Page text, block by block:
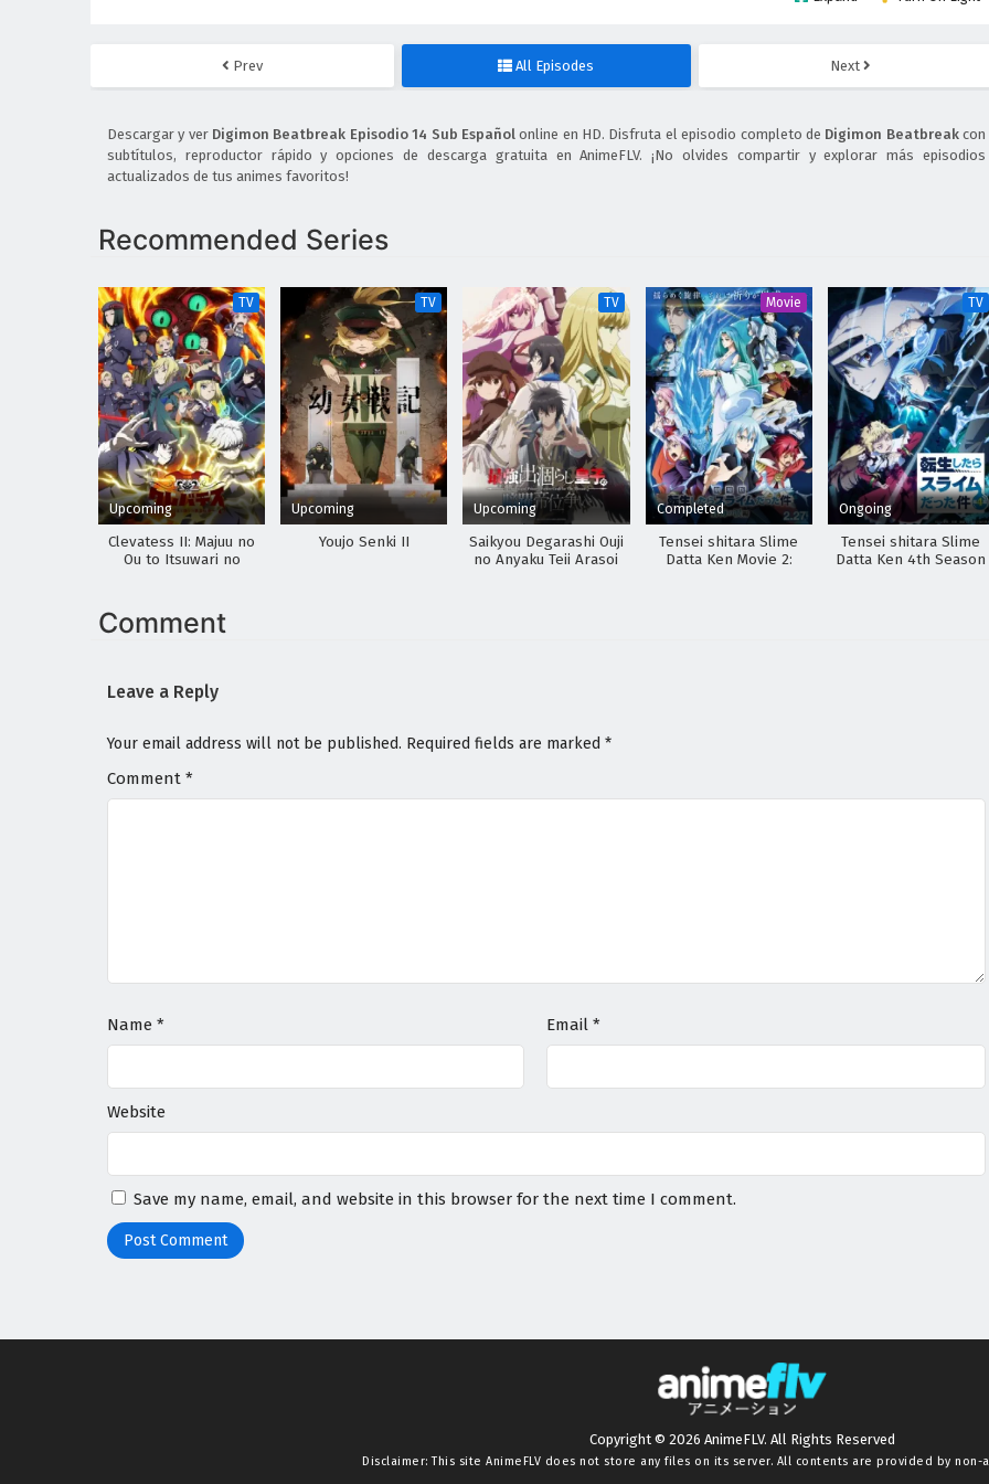
Prev All Episodes Next
Descargar y ver Digimon Beatbreak Episodio 14 Sub Españolonline en HD. Disfruta el episodio completo de Digimon Beatbreakcon
subtítulos, reproductor rápido y opciones de descarga gratuita en AnimeFLV. ¡No olvides compartir y explorar más episodios
actualizados de tus animes favoritos!
Recommended Series
TV
Upcoming
Clevatess II: Majuu no
Ou to Itsuwari no
TV
Upcoming
Youjo Senki II
TV
Upcoming
Saikyou Degarashi Ouji
no Anyaku Teii Arasoi
Movie
Completed
Tensei shitara Slime
Datta Ken Movie 2:
TV
Ongoing
Tensei shitara Slime
Datta Ken 4th Season
Comment
Leave a Reply
Your email address will not be published. Required fields are marked *
Comment *
Name * Email *
Website
Save my name, email, and website in this browser for the next time I comment.
Copyright © 2026 AnimeFLV. All Rights Reserved
Disclaimer: This siteAnimeFLV does not store any files on its server. All contents are provided by